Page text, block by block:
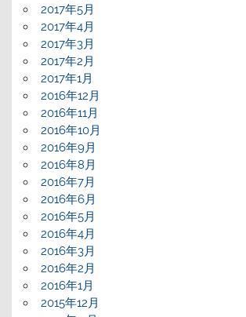
2017年5月
2017年4月
2017年3月
2017年2月
2017年1月
2016年12月
2016年11月
2016年10月
2016年9月
2016年8月
2016年7月
2016年6月
2016年5月
2016年4月
2016年3月
2016年2月
2016年1月
2015年12月